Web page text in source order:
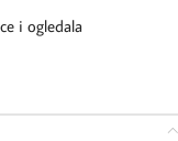
i ogledala